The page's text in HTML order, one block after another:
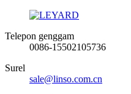
Telepon genggam
0086-15502105736
Surel
sale@linso.com.cn